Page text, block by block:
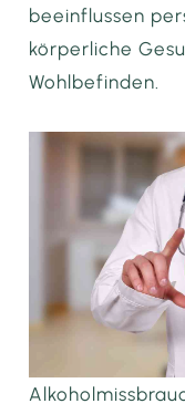
beeinflussen
körperliche
Wohlbefinden.